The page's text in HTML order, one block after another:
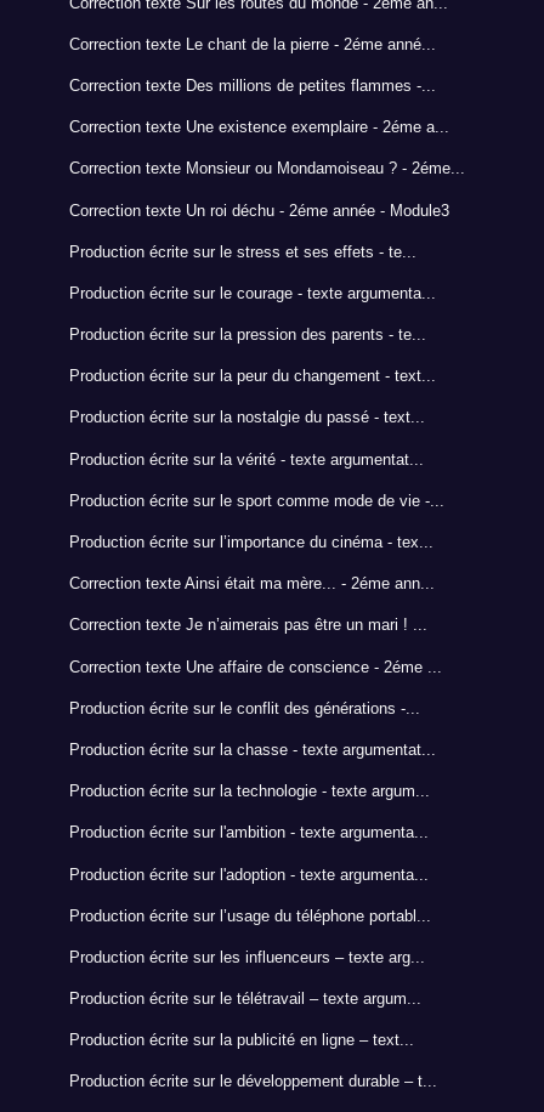
Correction texte Le chant de la pierre - 2éme anné...
Correction texte Des millions de petites flammes -...
Correction texte Une existence exemplaire - 2éme a...
Correction texte Monsieur ou Mondamoiseau ? - 2éme...
Correction texte Un roi déchu - 2éme année - Module3
Production écrite sur le stress et ses effets - te...
Production écrite sur le courage - texte argumenta...
Production écrite sur la pression des parents - te...
Production écrite sur la peur du changement - text...
Production écrite sur la nostalgie du passé - text...
Production écrite sur la vérité - texte argumentat...
Production écrite sur le sport comme mode de vie -...
Production écrite sur l’importance du cinéma - tex...
Correction texte Ainsi était ma mère... - 2éme ann...
Correction texte Je n’aimerais pas être un mari ! ...
Correction texte Une affaire de conscience - 2éme ...
Production écrite sur le conflit des générations -...
Production écrite sur la chasse - texte argumentat...
Production écrite sur la technologie - texte argum...
Production écrite sur l'ambition - texte argumenta...
Production écrite sur l'adoption - texte argumenta...
Production écrite sur l’usage du téléphone portabl...
Production écrite sur les influenceurs – texte arg...
Production écrite sur le télétravail – texte argum...
Production écrite sur la publicité en ligne – text...
Production écrite sur le développement durable – t...